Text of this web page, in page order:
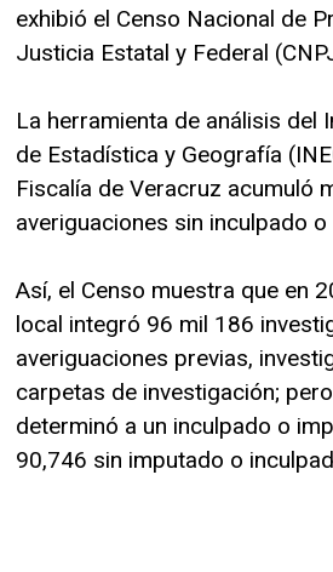
exhibió el Censo Nacional de
Justicia Estatal y Federal
La herramienta de análisis del
de Estadística y Geografía
Fiscalía de Veracruz acumuló
averiguaciones sin inculpado
Así, el Censo muestra que en
local integró 96 mil 186
averiguaciones previas,
carpetas de investigación;
determinó a un inculpado o
90,746 sin imputado o